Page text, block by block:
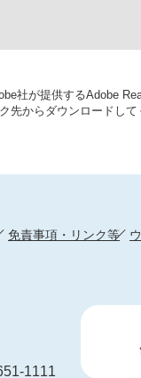
社が提供するAdobe
先からダウンロードして
免責事項・リンク等
1111